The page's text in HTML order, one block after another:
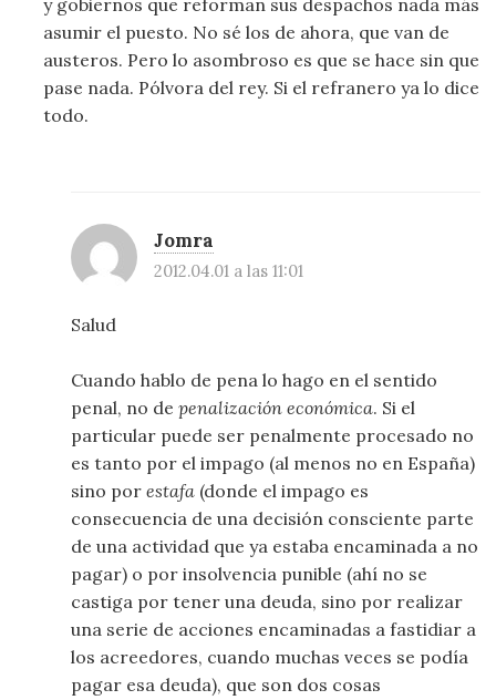
y gobiernos que reforman sus despachos nada más
asumir el puesto. No sé los de ahora, que van de
austeros. Pero lo asombroso es que se hace sin que
pase nada. Pólvora del rey. Si el refranero ya lo dice
todo.
Jomra
2012.04.01 a las 11:01
Salud
Cuando hablo de pena lo hago en el sentido
penal, no depenalización económica. Si el
particular puede ser penalmente procesado no
es tanto por el impago (al menos no en España)
sino porestafa (donde el impago es
consecuencia de una decisión consciente parte
de una actividad que ya estaba encaminada a no
pagar) o por insolvencia punible (ahí no se
castiga por tener una deuda, sino por realizar
una serie de acciones encaminadas a fastidiar a
los acreedores, cuando muchas veces se podía
pagar esa deuda), que son dos cosas